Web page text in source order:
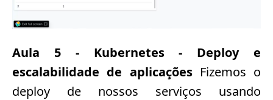
Aula 5 - Kubernetes - Deploy e
escalabilidade de aplicaçõesFizemos o
deploy de nossos serviços usando